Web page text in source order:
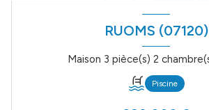
RUOMS (07120)
Piscine